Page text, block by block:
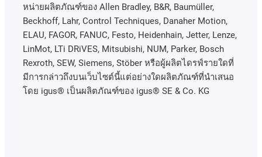
หน่ายผลิตภัณฑ์ของ Allen Bradley, B&R, Baumüller,
Beckhoff, Lahr, Control Techniques, Danaher Motion,
ELAU, FAGOR, FANUC, Festo, Heidenhain, Jetter, Lenze,
LinMot, LTi DRiVES, Mitsubishi, NUM, Parker, Bosch
Rexroth, SEW, Siemens, Stöber หรือผู้ผลิตไดรฟ์รายใดที่
มีการกล่าวถึงบนเว็บไซต์นี้แต่อย่างใดผลิตภัณฑ์ที่นําเสนอ
โดย igus® เป็นผลิตภัณฑ์ของ igus® SE & Co. KG